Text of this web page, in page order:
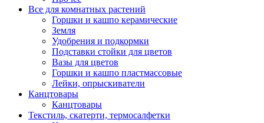
Все для комнатных растений
Горшки и кашпо керамические
Земля
Удобрения и подкормки
Подставки стойки для цветов
Вазы для цветов
Горшки и кашпо пластмассовые
Лейки, опрыскиватели
Канцтовары
Канцтовары
Текстиль, скатерти, термосалфетки